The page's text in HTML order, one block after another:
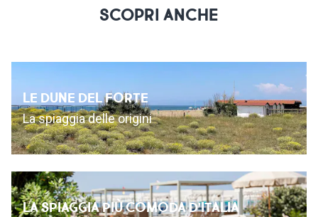
SCOPRI ANCHE
LE DUNE DEL FORTE
La spiaggia delle origini
LA SPIAGGIA PIÙ COMODA D’ITALIA